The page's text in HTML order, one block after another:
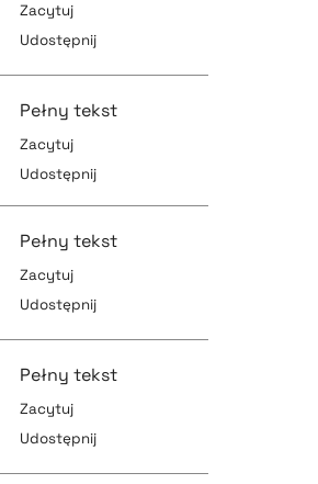
pobierz cytat
Zacytuj
Udostępnij
pobierz cytat
Pełny tekst
Zacytuj
Udostępnij
pobierz cytat
Pełny tekst
Zacytuj
Udostępnij
pobierz cytat
Pełny tekst
Zacytuj
Udostępnij